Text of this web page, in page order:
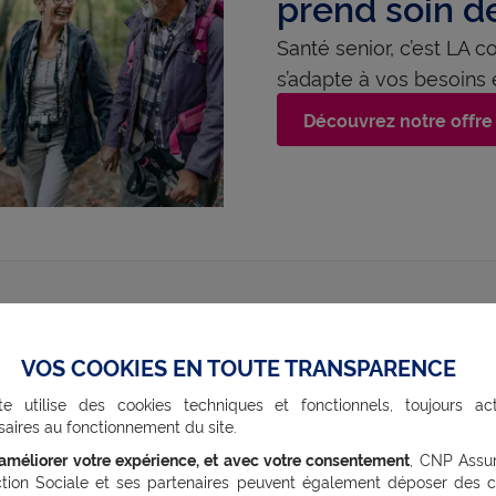
Santé senior, c’est LA
s’adapte à vos
Découvrez notre offre
psychologue peut-on
du remboursement, vous devez absolument
VOS COOKIES EN TOUTE TRANSPARENCE
utilise des cookies techniques et fonctionnels, toujours
au fonctionnement du site.
votre expérience, et avec votre consentement , CNP
Sociale et ses partenaires peuvent également déposer des